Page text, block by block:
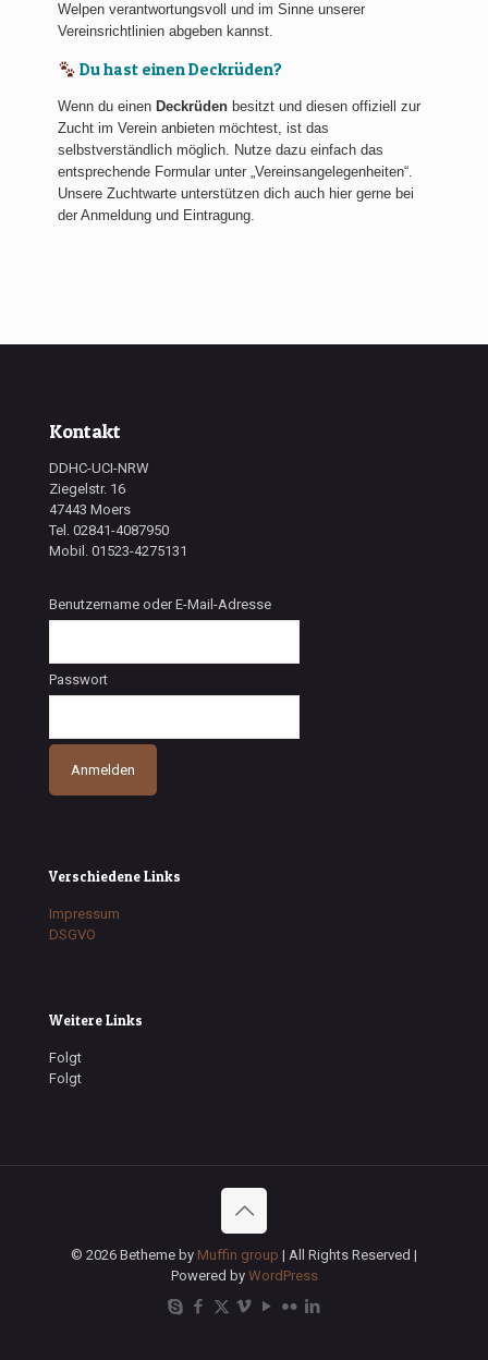
Welpen verantwortungsvoll und im Sinne unserer
Vereinsrichtlinien abgeben kannst.
Du hast einen Deckrüden?
Wenn du einen Deckrüden besitzt und diesen offiziell zur
Zucht im Verein anbieten möchtest, ist das
selbstverständlich möglich. Nutze dazu einfach das
entsprechende Formular unter „Vereinsangelegenheiten“.
Unsere Zuchtwarte unterstützen dich auch hier gerne bei
der Anmeldung und Eintragung.
Kontakt
DDHC-UCI-NRW
Ziegelstr. 16
47443 Moers
Tel. 02841-4087950
Mobil. 01523-4275131
Benutzername oder E-Mail-Adresse
Passwort
Verschiedene Links
Impressum
DSGVO
Weitere Links
Folgt
Folgt
© 2026 Betheme by Muffin group | All Rights Reserved |
Powered by WordPress